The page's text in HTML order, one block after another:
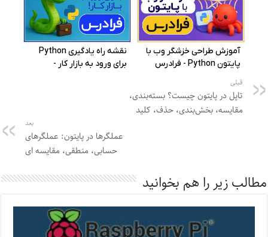
قبلی
تاپل در پایتون چیست؟ بسته‌بندی،
مقایسه، بخش‌بندی، حذف، کلید
بعد
عملگرها در پایتون: عملگرهای
حسابی، منطقی، مقایسه ای
مطالب زیر را هم بخوانید